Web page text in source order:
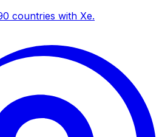
countries with Xe.